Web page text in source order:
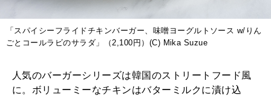
「スパイシーフライドチキンバーガー、味噌ヨーグルトソース w/りん
ごとコールラビのサラダ」（2,100円）(C) Mika Suzue
人気のバーガーシリーズは韓国のストリートフード風
に。ボリューミーなチキンはバターミルクに漬け込